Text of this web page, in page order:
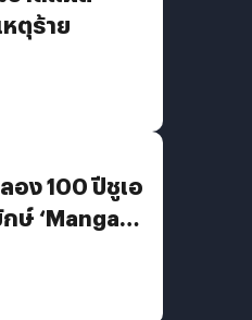
หตุร้าย
อง 100 ปีชูเอ
ษ์ ‘Manga